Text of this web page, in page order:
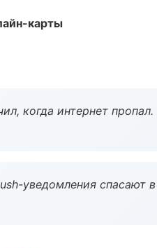
карты
когда интернет пропал.
уведомления спасают в